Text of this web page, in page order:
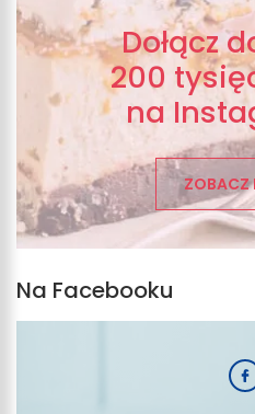
Dołącz
200
na
ZOBACZ
Na Facebooku